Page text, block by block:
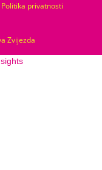
Politika privatnosti
Zvijezda